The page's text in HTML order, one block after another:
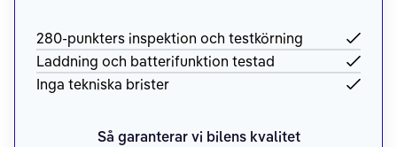
280-punkters inspektion och testkörning
Laddning och batterifunktion testad
Inga tekniska brister
Så garanterar vi bilens kvalitet